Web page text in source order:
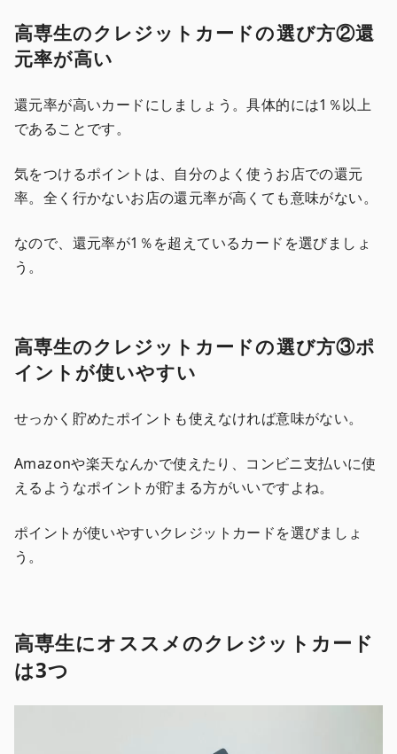
高専生のクレジットカードの選び方②還
元率が高い
還元率が高いカードにしましょう。具体的には1％以上
であることです。
気をつけるポイントは、自分のよく使うお店での還元
率。全く行かないお店の還元率が高くても意味がない。
なので、還元率が1％を超えているカードを選びましょ
う。
高専生のクレジットカードの選び方③ポ
イントが使いやすい
せっかく貯めたポイントも使えなければ意味がない。
Amazonや楽天なんかで使えたり、コンビニ支払いに使
えるようなポイントが貯まる方がいいですよね。
ポイントが使いやすいクレジットカードを選びましょ
う。
高専生にオススメのクレジットカード
は3つ